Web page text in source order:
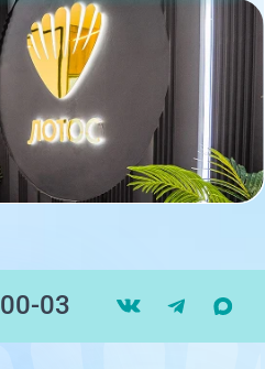
03